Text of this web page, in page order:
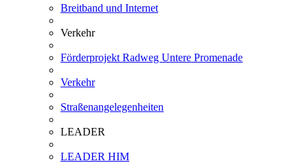
Breitband und Internet
Verkehr
Förderprojekt Radweg Untere Promenade
Verkehr
Straßenangelegenheiten
LEADER
LEADER HIM